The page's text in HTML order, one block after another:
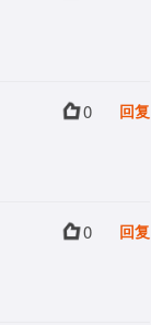
0 回复
0 回复